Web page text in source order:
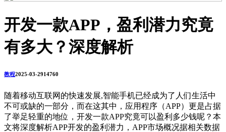
开发一款APP，盈利潜力究竟
有多大？深度解析
教程2025-03-2914760
随着移动互联网的快速发展,智能手机已经成为了人们生活中
不可或缺的一部分，而在这其中，应用程序（APP）更是占据
了举足轻重的地位，开发一款APP究竟可以盈利多少钱呢？本
文将深度解析APP开发的盈利潜力，APP市场概况据相关数据